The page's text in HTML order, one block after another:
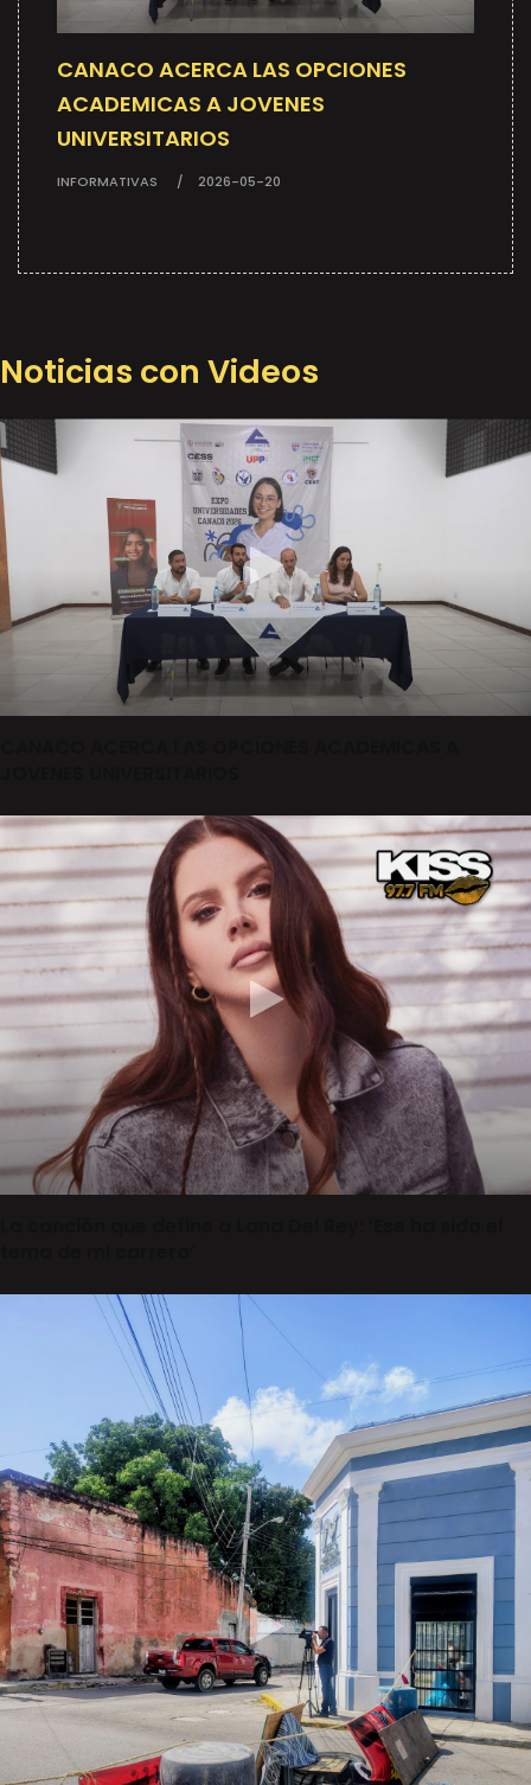
CANACO ACERCA LAS OPCIONES
ACADEMICAS A JOVENES
UNIVERSITARIOS
INFORMATIVAS 2026-05-20
Noticias con Videos